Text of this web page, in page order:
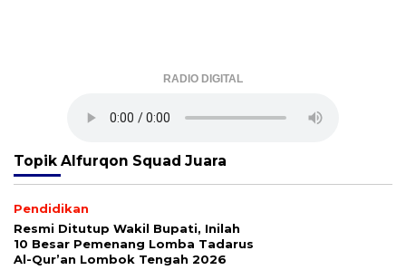
RADIO DIGITAL
Topik Alfurqon Squad Juara
Pendidikan
Resmi Ditutup Wakil Bupati, Inilah
10 Besar Pemenang Lomba Tadarus
Al-Qur’an Lombok Tengah 2026